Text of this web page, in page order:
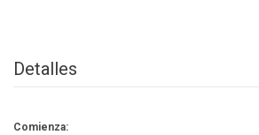
Detalles
Comienza: